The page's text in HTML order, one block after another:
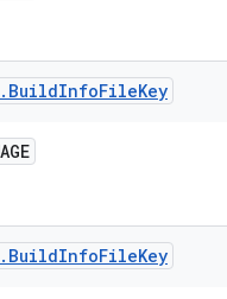
. BuildInfoFileKey
. BuildInfoFileKey